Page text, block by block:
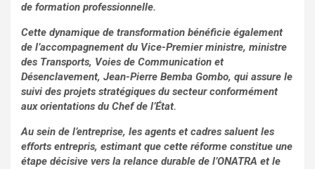
de formation professionnelle.
Cette dynamique de transformation bénéficie également
de l’accompagnement du Vice-Premier ministre, ministre
des Transports, Voies de Communication et
Désenclavement, Jean-Pierre Bemba Gombo, qui assure le
suivi des projets stratégiques du secteur conformément
aux orientations du Chef de l’État.
Au sein de l’entreprise, les agents et cadres saluent les
efforts entrepris, estimant que cette réforme constitue une
étape décisive vers la relance durable de l’ONATRA et le